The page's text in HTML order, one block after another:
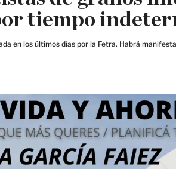
tiempo
en los últimos días por la Fetra. Habrá